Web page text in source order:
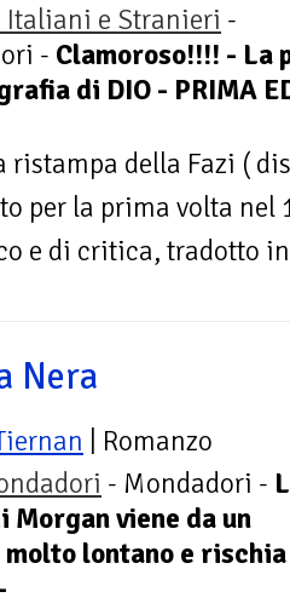
e Stranieri -
- Clamoroso!!!! - La
di DIO - PRIMA
ristampa della Fazi (
per la prima volta nel
e di critica, tradotto
Nera
| Romanzo
- Mondadori -
Morgan viene da un
molto lontano e